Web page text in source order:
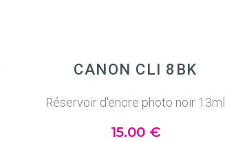
CANON CLI 8BK
Réservoir d'encre photo noir 13ml
15.00 €